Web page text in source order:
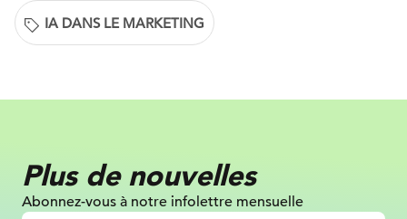
IA DANS LE MARKETING
Plus de nouvelles
Abonnez-vous à notre infolettre mensuelle